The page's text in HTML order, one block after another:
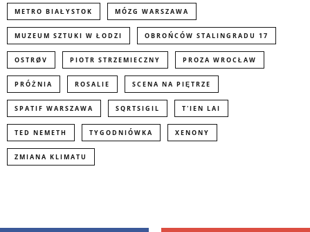
METRO BIAŁYSTOK MÓZG WARSZAWA
MUZEUM SZTUKI W ŁODZI OBROŃCÓW STALINGRADU 17
OSTRØV PIOTR STRZEMIECZNY PROZA WROCŁAW
PRÓŻNIA ROSALIE SCENA NA PIĘTRZE
SPATIF WARSZAWA SQRTSIGIL T'IEN LAI
TED NEMETH TYGODNIÓWKA XENONY
ZMIANA KLIMATU